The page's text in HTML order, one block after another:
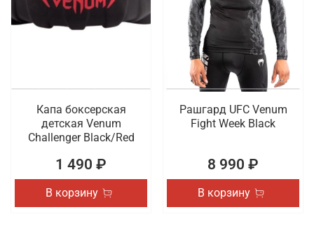
Капа боксерская
детская Venum
Challenger Black/Red
1 490 ₽
В корзину
Рашгард UFC Venum
Fight Week Black
8 990 ₽
В корзину